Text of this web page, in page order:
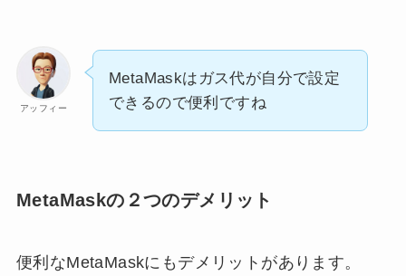
アッフィー
MetaMaskはガス代が自分で設定
できるので便利ですね
MetaMaskの２つのデメリット
便利なMetaMaskにもデメリットがあります。